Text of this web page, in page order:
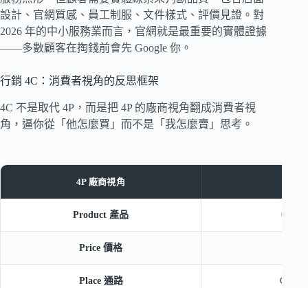
設計、官網質感、員工制服、文件樣式、評價見證。對
2026 年的中小服務業而言，官網就是最重要的實體證據
——多數顧客在掏錢前會先 Google 你。
行銷 4C：消費者視角的反思框架
4C 不是取代 4P，而是把 4P 的廠商視角翻成消費者視
角，逼你從「他怎麼買」而不是「我怎麼賣」思考。
4P 廠商視角
Product 產品
Price 價格
Place 通路